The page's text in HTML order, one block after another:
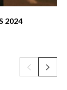
2024